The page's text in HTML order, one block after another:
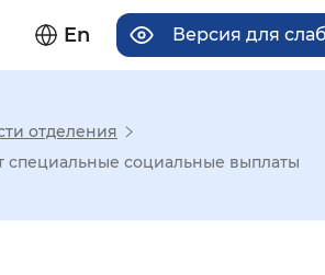
En Версия для
отделения
специальные социальные выплаты